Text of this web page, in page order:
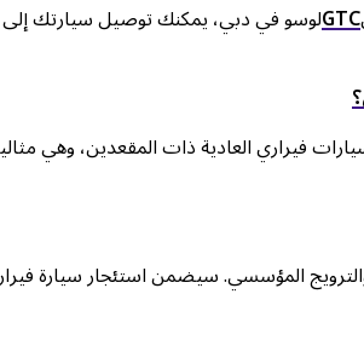
GTCلوسو في دبي، يمكنك توصيل سيارتك إلى
فيراري العادية ذات المقعدين، وهي
المؤسسي. سيضمن استئجار سيارة